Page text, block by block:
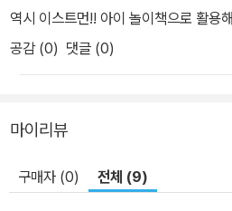
역시 이스트먼!! 아이 놀이책으로 활용
공감 (0) 댓글 (0)
마이리뷰
구매자 (0) 전체 (9)